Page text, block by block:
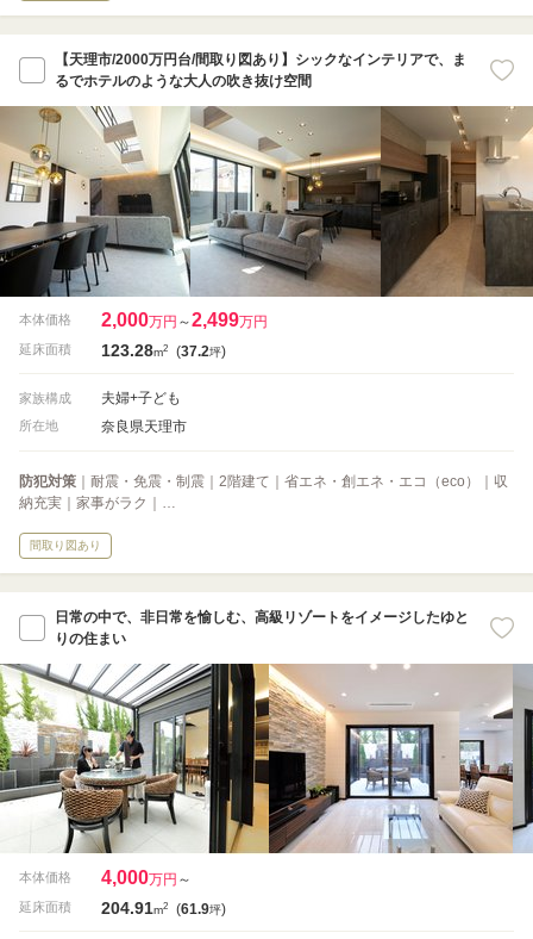
【天理市/2000万円台/間取り図あり】シックなインテリアで、ま
るでホテルのような大人の吹き抜け空間
本体価格 2,000万円 ～2,499万円
延床面積 123.28m2 (37.2坪)
家族構成 夫婦+子ども
所在地 奈良県天理市
防犯対策 ｜耐震・免震・制震｜2階建て｜省エネ・創エネ・エコ（eco）｜収
納充実｜家事がラク｜…
間取り図あり
日常の中で、非日常を愉しむ、高級リゾートをイメージしたゆと
りの住まい
本体価格 4,000万円 ～
延床面積 204.91m2 (61.9坪)